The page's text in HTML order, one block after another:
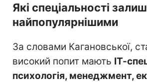
Які спеціальності
найпопулярнішими
За словами Кагановської,
високий попит мають ІТ-
психологія, менеджмент,